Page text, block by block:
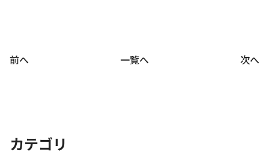
前へ 一覧へ 次へ
カテゴリ